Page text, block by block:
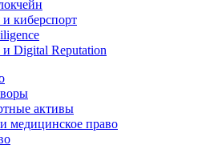
киберспорт
и Digital Reputation
активы
медицинское право